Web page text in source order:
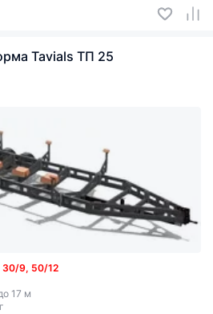
Tavials ТП 25
30/9, 50/12
17 м